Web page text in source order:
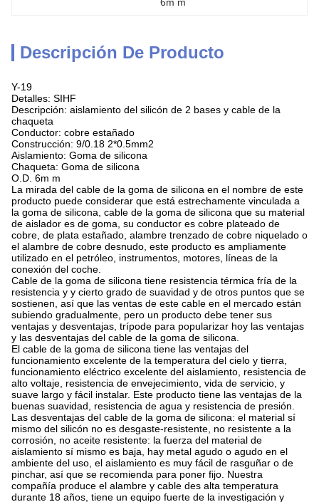
Descripción De Producto
Y-19
Detalles: SIHF
Descripción: aislamiento del silicón de 2 bases y cable de la
chaqueta
Conductor: cobre estañado
Construcción: 9/0.18 2*0.5mm2
Aislamiento: Goma de silicona
Chaqueta: Goma de silicona
O.D. 6m m
La mirada del cable de la goma de silicona en el nombre de este
producto puede considerar que está estrechamente vinculada a
la goma de silicona, cable de la goma de silicona que su material
de aislador es de goma, su conductor es cobre plateado de
cobre, de plata estañado, alambre trenzado de cobre niquelado o
el alambre de cobre desnudo, este producto es ampliamente
utilizado en el petróleo, instrumentos, motores, líneas de la
conexión del coche.
Cable de la goma de silicona tiene resistencia térmica fría de la
resistencia y y cierto grado de suavidad y de otros puntos que se
sostienen, así que las ventas de este cable en el mercado están
subiendo gradualmente, pero un producto debe tener sus
ventajas y desventajas, trípode para popularizar hoy las ventajas
y las desventajas del cable de la goma de silicona.
El cable de la goma de silicona tiene las ventajas del
funcionamiento excelente de la temperatura del cielo y tierra,
funcionamiento eléctrico excelente del aislamiento, resistencia de
alto voltaje, resistencia de envejecimiento, vida de servicio, y
suave largo y fácil instalar. Este producto tiene las ventajas de la
buenas suavidad, resistencia de agua y resistencia de presión.
Las desventajas del cable de la goma de silicona: el material sí
mismo del silicón no es desgaste-resistente, no resistente a la
corrosión, no aceite resistente: la fuerza del material de
aislamiento sí mismo es baja, hay metal agudo o agudo en el
ambiente del uso, el aislamiento es muy fácil de rasguñar o de
pinchar, así que se recomienda para poner fijo. Nuestra
compañía produce el alambre y cable des alta temperatura
durante 18 años, tiene un equipo fuerte de la investigación y